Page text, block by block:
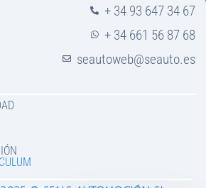
+ 34 93 647 34 67
+ 34 661 56 87 68
seautoweb@seauto.es